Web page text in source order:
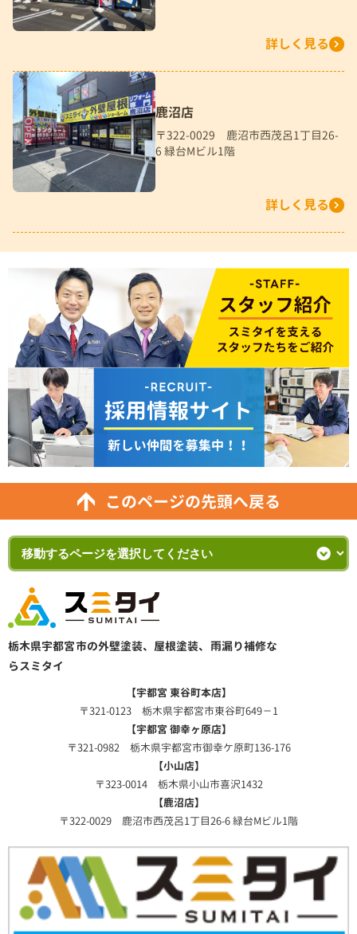
詳しく見る
鹿沼店
〒322-0029 鹿沼市西茂呂1丁目26-
6 緑台Mビル1階
詳しく見る
このページの先頭へ戻る
栃木県宇都宮市の外壁塗装、屋根塗装、雨漏り補修な
らスミタイ
【宇都宮 東谷町本店】
〒321-0123 栃木県宇都宮市東谷町649－1
【宇都宮 御幸ヶ原店】
〒321-0982 栃木県宇都宮市御幸ケ原町136-176
【小山店】
〒323-0014 栃木県小山市喜沢1432
【鹿沼店】
〒322-0029 鹿沼市西茂呂1丁目26-6 緑台Mビル1階